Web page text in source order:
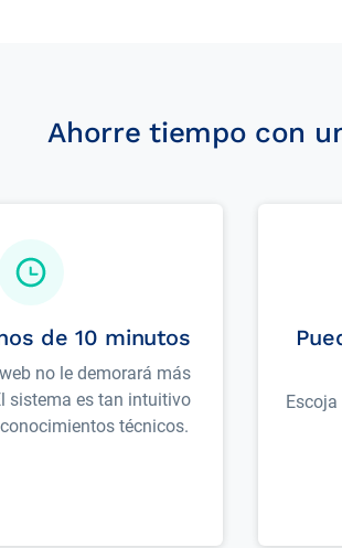
Ahorre tiempo con
de 10 minutos
no le demorará más
sistema es tan intuitivo
técnicos.